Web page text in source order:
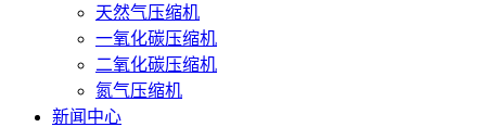
天然气压缩机
一氧化碳压缩机
二氧化碳压缩机
氮气压缩机
新闻中心